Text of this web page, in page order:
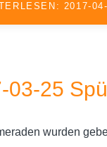
2017-
03-25
wurden